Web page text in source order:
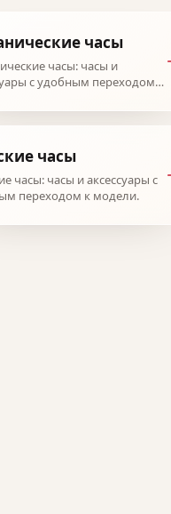
часы
часы: часы и
с удобным переходом к
часы
часы: часы и аксессуары с
переходом к модели.